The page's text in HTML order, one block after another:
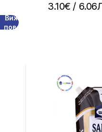
Вижте
повече
3.10€ /